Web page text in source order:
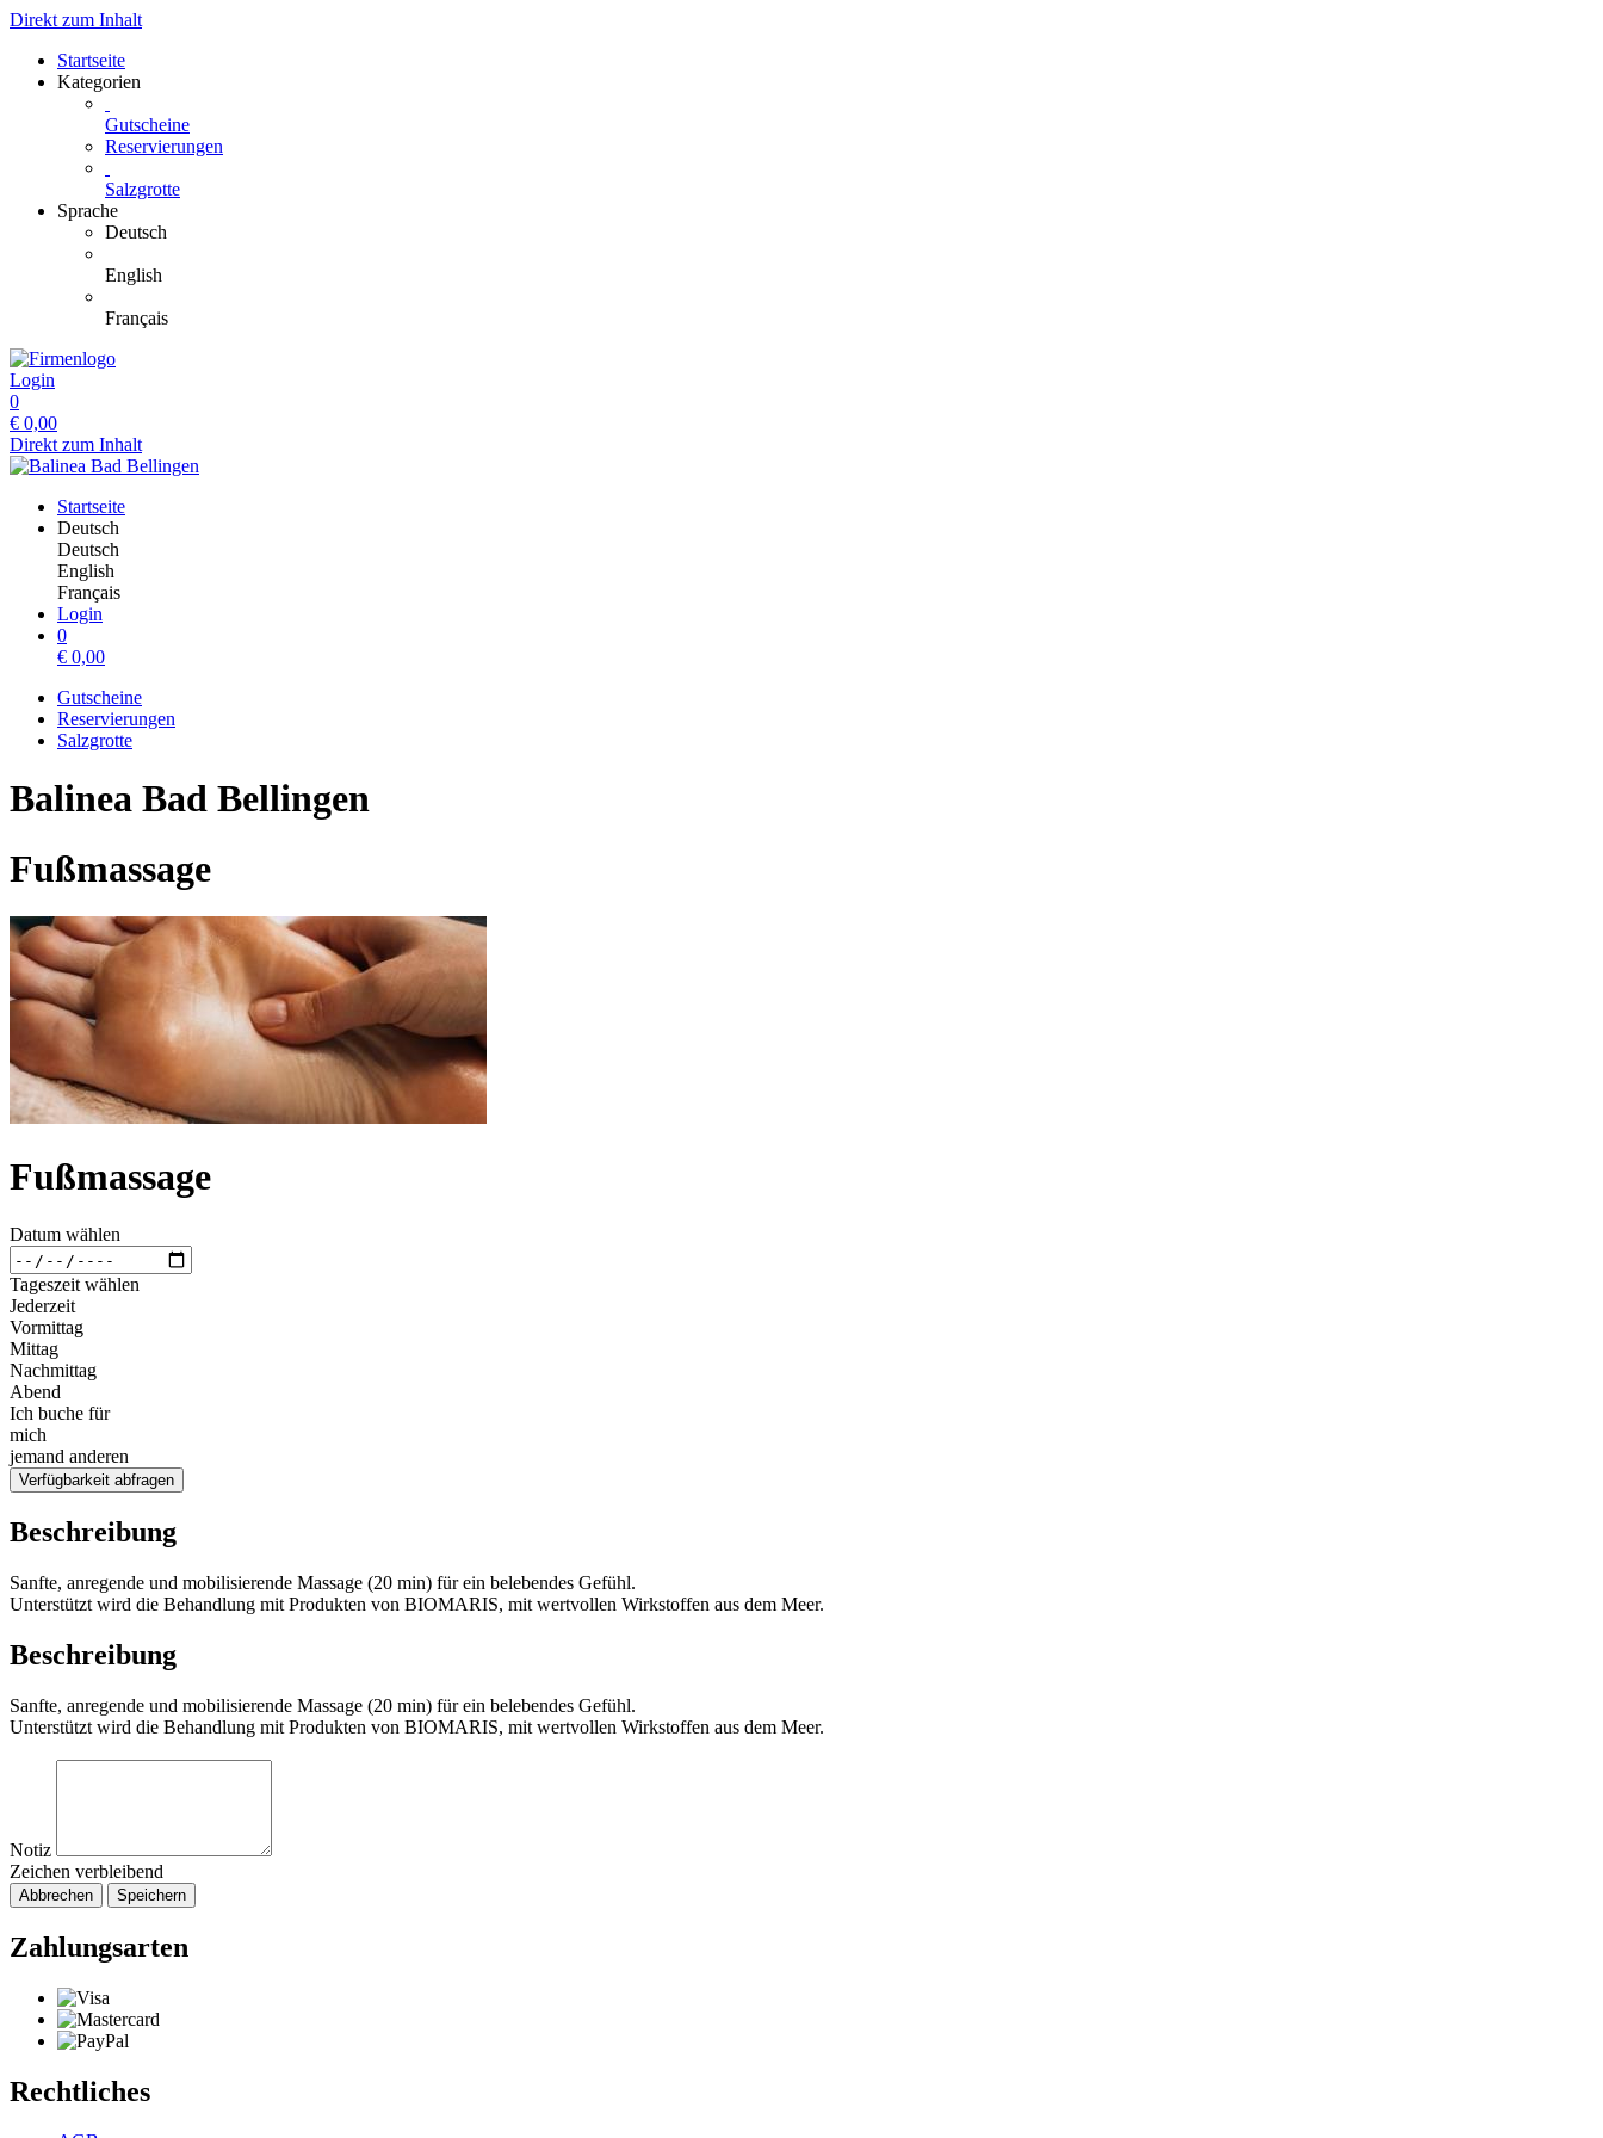
Direkt zum Inhalt
Startseite
Kategorien
Gutscheine
Reservierungen
Salzgrotte
Sprache
Deutsch
English
Français
Login
0
€ 0,00
Direkt zum Inhalt
Startseite
Deutsch
Deutsch
English
Français
Login
0
€ 0,00
Gutscheine
Reservierungen
Salzgrotte
Balinea Bad Bellingen
Fußmassage
Fußmassage
Datum wählen
Tageszeit wählen
Jederzeit
Vormittag
Mittag
Nachmittag
Abend
Ich buche für
mich
jemand anderen
Verfügbarkeit abfragen
Beschreibung
Sanfte, anregende und mobilisierende Massage (20 min) für ein belebendes Gefühl.
Unterstützt wird die Behandlung mit Produkten von BIOMARIS, mit wertvollen Wirkstoffen aus dem Meer.
Beschreibung
Sanfte, anregende und mobilisierende Massage (20 min) für ein belebendes Gefühl.
Unterstützt wird die Behandlung mit Produkten von BIOMARIS, mit wertvollen Wirkstoffen aus dem Meer.
Notiz
Zeichen verbleibend
Abbrechen Speichern
Zahlungsarten
Rechtliches